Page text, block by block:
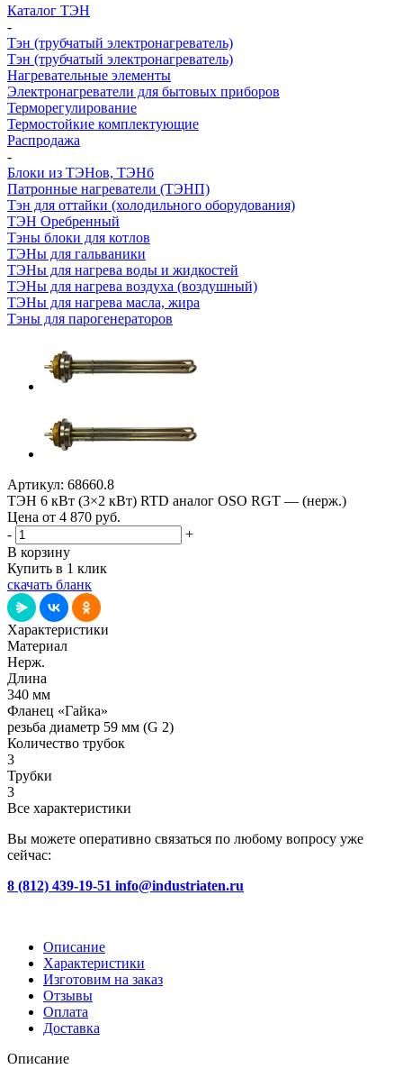
Каталог ТЭН
-
Тэн (трубчатый электронагреватель)
Тэн (трубчатый электронагреватель)
Нагревательные элементы
Электронагреватели для бытовых приборов
Терморегулирование
Термостойкие комплектующие
Распродажа
-
Блоки из ТЭНов, ТЭНб
Патронные нагреватели (ТЭНП)
Тэн для оттайки (холодильного оборудования)
ТЭН Оребренный
Тэны блоки для котлов
ТЭНы для гальваники
ТЭНы для нагрева воды и жидкостей
ТЭНы для нагрева воздуха (воздушный)
ТЭНы для нагрева масла, жира
Тэны для парогенераторов
Артикул: 68660.8
ТЭН 6 кВт (3×2 кВт) RTD аналог OSO RGT — (нерж.)
Цена от 4 870 руб.
-
+
В корзину
Купить в 1 клик
скачать бланк
Характеристики
Материал
Нерж.
Длина
340 мм
Фланец «Гайка»
резьба диаметр 59 мм (G 2)
Количество трубок
3
Трубки
3
Все характеристики
Вы можете оперативно связаться по любому вопросу уже
сейчас:
8 (812) 439-19-51 info@industriaten.ru
Описание
Характеристики
Изготовим на заказ
Отзывы
Оплата
Доставка
Описание